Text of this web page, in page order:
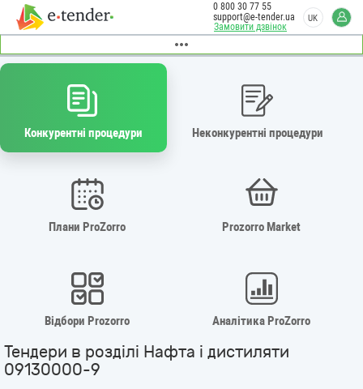
Замовити дзвінок
0 800 30 77 55
support@e-tender.ua
UK
Конкурентні процедури Неконкурентні процедури
Плани ProZorro Prozorro Market
Відбори Prozorro Аналітика ProZorro
Тендери в розділі Нафта і дистиляти
09130000-9